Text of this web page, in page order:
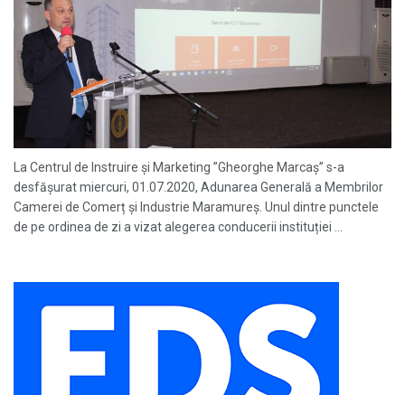
La Centrul de Instruire și Marketing ”Gheorghe Marcaș” s-a
desfășurat miercuri, 01.07.2020, Adunarea Generală a Membrilor
Camerei de Comerț și Industrie Maramureș. Unul dintre punctele
de pe ordinea de zi a vizat alegerea conducerii instituției ...